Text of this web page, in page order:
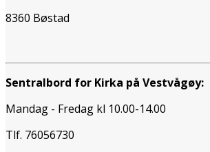
8360 Bøstad
Sentralbord for Kirka på Vestvågøy:
Mandag - Fredag kl 10.00-14.00
Tlf. 76056730